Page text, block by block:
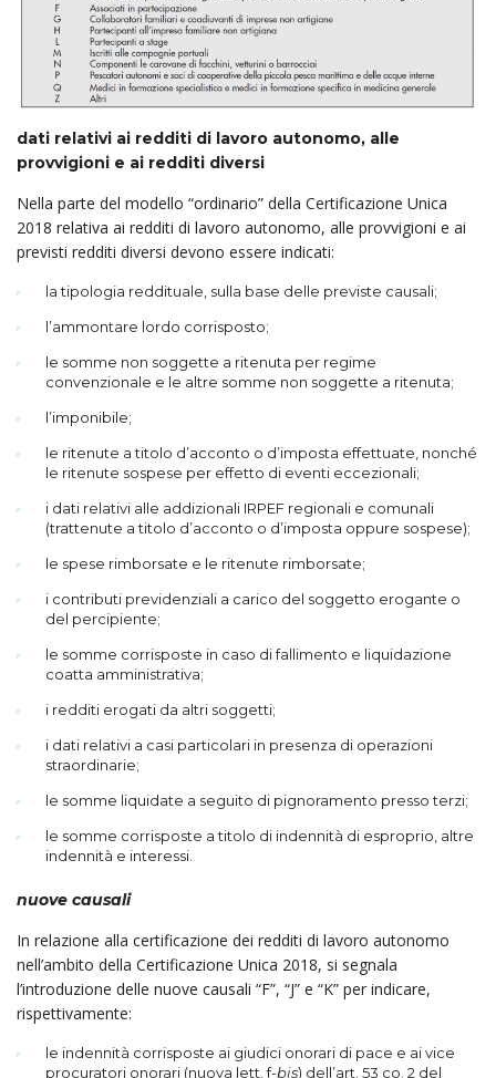
dati relativi ai redditi di lavoro autonomo, alle
provvigioni e ai redditi diversi
Nella parte del modello “ordinario” della Certificazione Unica
2018 relativa ai redditi di lavoro autonomo, alle provvigioni e ai
previsti redditi diversi devono essere indicati:
la tipologia reddituale, sulla base delle previste causali;
l’ammontare lordo corrisposto;
le somme non soggette a ritenuta per regime
convenzionale e le altre somme non soggette a ritenuta;
l’imponibile;
le ritenute a titolo d’acconto o d’imposta effettuate, nonché
le ritenute sospese per effetto di eventi eccezionali;
i dati relativi alle addizionali IRPEF regionali e comunali
(trattenute a titolo d’acconto o d’imposta oppure sospese);
le spese rimborsate e le ritenute rimborsate;
i contributi previdenziali a carico del soggetto erogante o
del percipiente;
le somme corrisposte in caso di fallimento e liquidazione
coatta amministrativa;
i redditi erogati da altri soggetti;
i dati relativi a casi particolari in presenza di operazioni
straordinarie;
le somme liquidate a seguito di pignoramento presso terzi;
le somme corrisposte a titolo di indennità di esproprio, altre
indennità e interessi.
nuove causali
In relazione alla certificazione dei redditi di lavoro autonomo
nell’ambito della Certificazione Unica 2018, si segnala
l’introduzione delle nuove causali “F”, “J” e “K” per indicare,
rispettivamente:
le indennità corrisposte ai giudici onorari di pace e ai vice
procuratori onorari (nuova lett. f-bis) dell’art. 53 co. 2 del